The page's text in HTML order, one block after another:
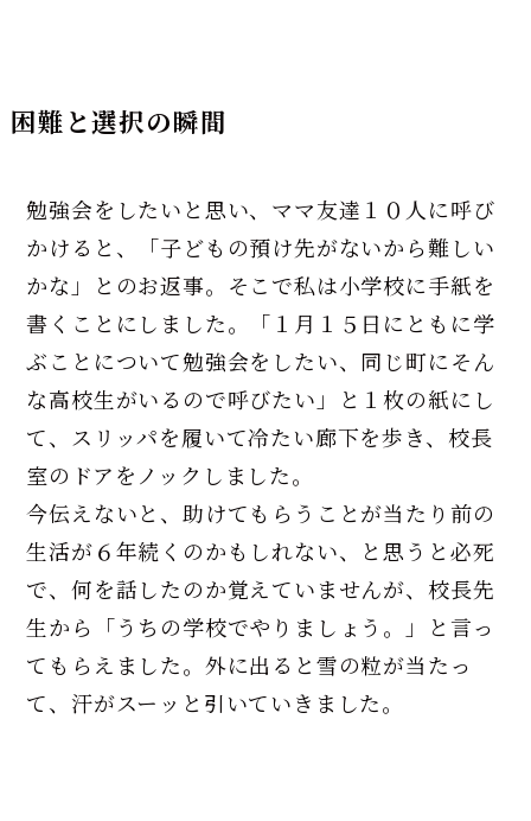
困難と選択の瞬間
勉強会をしたいと思い、ママ友達１０人に呼び
かけると、「子どもの預け先がないから難しい
かな」とのお返事。そこで私は小学校に手紙を
書くことにしました。「１月１５日にともに学
ぶことについて勉強会をしたい、同じ町にそん
な高校生がいるので呼びたい」と１枚の紙にし
て、スリッパを履いて冷たい廊下を歩き、校長
室のドアをノックしました。
今伝えないと、助けてもらうことが当たり前の
生活が６年続くのかもしれない、と思うと必死
で、何を話したのか覚えていませんが、校長先
生から「うちの学校でやりましょう。」と言っ
てもらえました。外に出ると雪の粒が当たっ
て、汗がスーッと引いていきました。